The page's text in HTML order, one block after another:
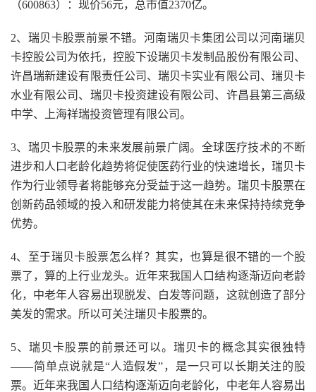
（600863）：现价56元，总市值2370亿。
2、瑞贝卡股票前景不错。河南瑞贝卡集团公司以河南瑞贝
卡控股公司为依托，控股下设瑞贝卡发制品股份有限公司、
许昌瑞新建设有限责任公司、瑞贝卡实业有限公司、瑞贝卡
水业有限公司、瑞贝卡投资建设有限公司、许昌县第三高级
中学、上海祥瑞投资管理有限公司。
3、瑞贝卡股票的未来发展前景广阔。全球医疗技术的不断
进步和人口老龄化趋势将促使医药行业的快速增长，瑞贝卡
作为行业领导者将能够充分受益于这一趋势。瑞贝卡股票在
创新药品领域的投入和研发能力将使其在未来保持持续竞争
优势。
4、至于瑞贝卡股票怎么样？其实，也算是很不错的一个股
票了，算的上行业龙头。近年来我国人口结构逐渐迈向老龄
化，中老年人容易出现脱发、白发等问题，这就创造了部分
美发的需求。所以可关注瑞贝卡股票的。
5、瑞贝卡股票的前景还可以。瑞贝卡的概念其实很独特
——简单点说就是“人造假发”，是一只可以长期关注的股
票。近年来我国人口结构逐渐迈向老龄化，中老年人容易出